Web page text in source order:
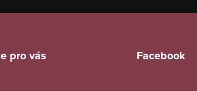
pro vás Facebook